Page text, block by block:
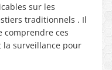
sur les
traditionnels . Il
comprendre ces
la surveillance pour